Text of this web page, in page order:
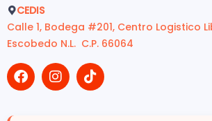
CEDIS
Calle 1, Bodega #201, Centro Logistico
Escobedo N.L. C.P. 66064